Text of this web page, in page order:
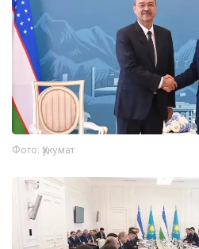
Фото: Ҳукумат